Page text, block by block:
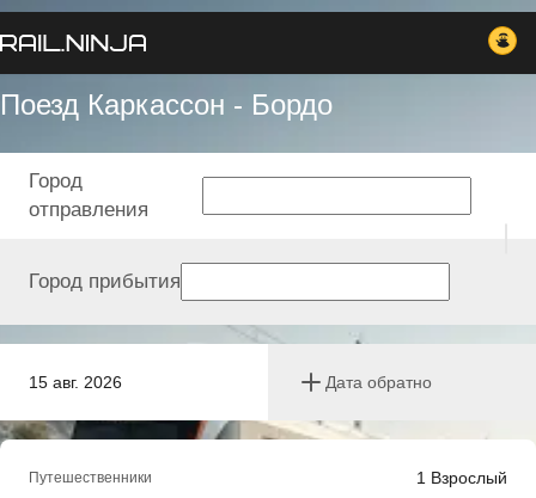
Поезд Каркассон - Бордо
15 авг. 2026 Дата обратно
Город
отправления
Город прибытия
Путешественники 1 Взрослый